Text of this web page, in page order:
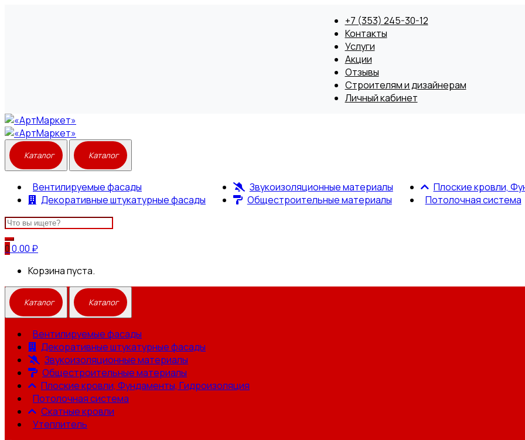
Вентилируемые фасады
Декоративные штукатурные фасады
Звукоизоляционные материалы
Общестроительные материалы
Плоские кровли,
Потолочная система
Search
for:
00.00 ₽
Корзина пуста.
+7 (353) 245-30-12
Контакты
Услуги
Акции
Отзывы
Строителям и дизайнерам
Личный кабинет
Вентилируемые фасады
Декоративные штукатурные фасады
Звукоизоляционные материалы
Общестроительные материалы
Плоские кровли, Фундаменты, Гидроизоляция
Потолочная система
Скатные кровли
Утеплитель